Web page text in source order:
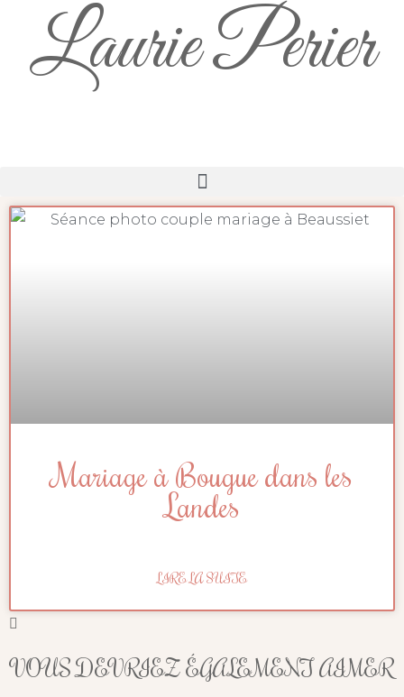
Laurie Perier
Mariage à Bougue dans les
Landes
LIRE LA SUITE
VOUS DEVRIEZ ÉGALEMENT AIMER